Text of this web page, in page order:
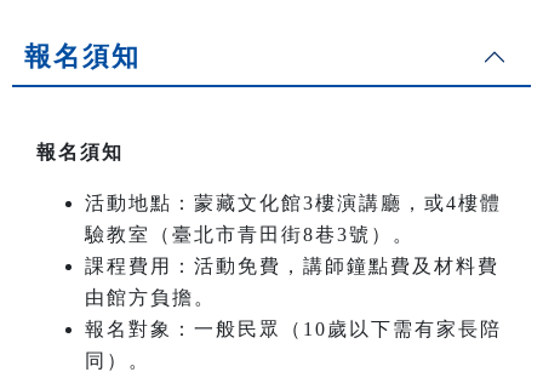
報名須知
報名須知
活動地點：蒙藏文化館3樓演講廳，或4樓體
驗教室（臺北市青田街8巷3號）。
課程費用：活動免費，講師鐘點費及材料費
由館方負擔。
報名對象：一般民眾（10歲以下需有家長陪
同）。